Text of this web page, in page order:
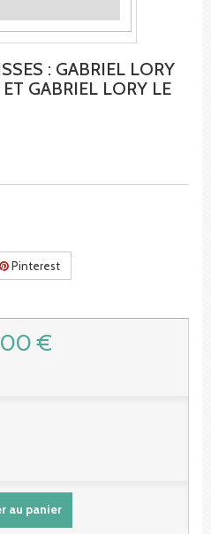
: GABRIEL LORY
GABRIEL LORY LE
Pinterest
€
au panier